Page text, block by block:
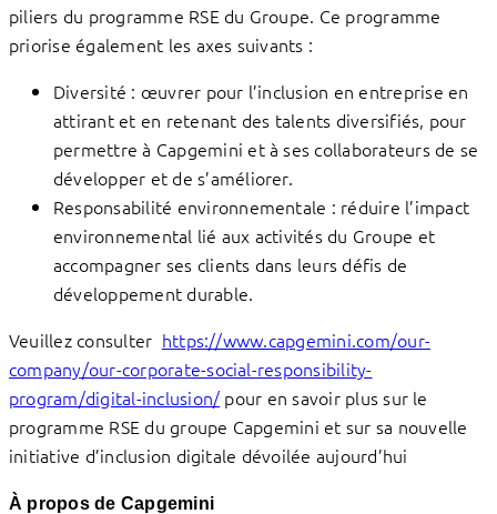
piliers du programme RSE du Groupe. Ce programme
priorise également les axes suivants :
Diversité : œuvrer pour l’inclusion en entreprise en
attirant et en retenant des talents diversifiés, pour
permettre à Capgemini et à ses collaborateurs de se
développer et de s’améliorer.
Responsabilité environnementale : réduire l’impact
environnemental lié aux activités du Groupe et
accompagner ses clients dans leurs défis de
développement durable.
Veuillez consulter https://www.capgemini.com/our-
company/our-corporate-social-responsibility-
program/digital-inclusion/ pour en savoir plus sur le
programme RSE du groupe Capgemini et sur sa nouvelle
initiative d’inclusion digitale dévoilée aujourd’hui
À propos de Capgemini